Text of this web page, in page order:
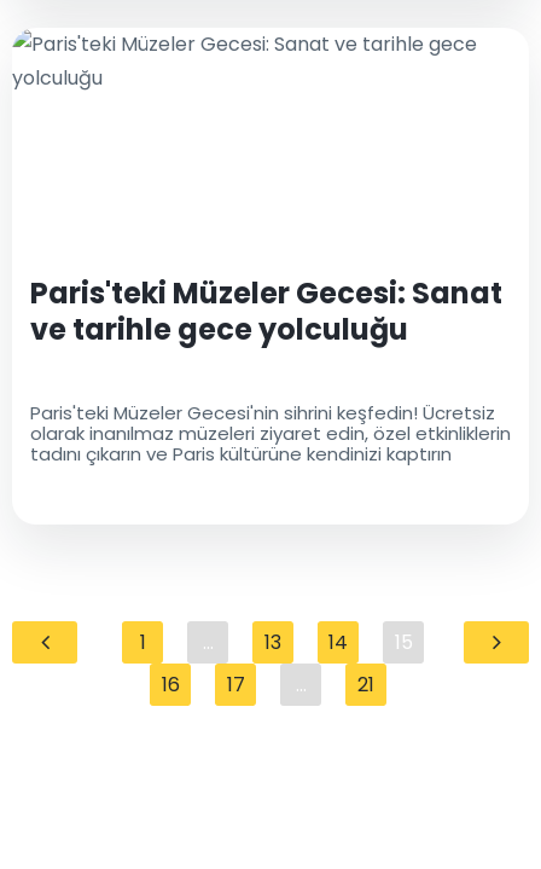
Paris'teki Müzeler Gecesi: Sanat
ve tarihle gece yolculuğu
Paris'teki Müzeler Gecesi'nin sihrini keşfedin! Ücretsiz
olarak inanılmaz müzeleri ziyaret edin, özel etkinliklerin
tadını çıkarın ve Paris kültürüne kendinizi kaptırın
1 ... 13 14
15
16
17 ... 21